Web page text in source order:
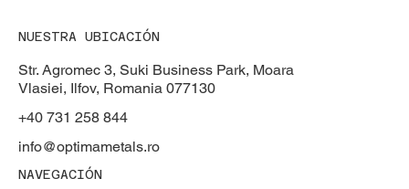
NUESTRA UBICACIÓN
Str. Agromec 3, Suki Business Park, Moara
Vlasiei, Ilfov, Romania 077130
+40 731 258 844
info@optimametals.ro
NAVEGACIÓN